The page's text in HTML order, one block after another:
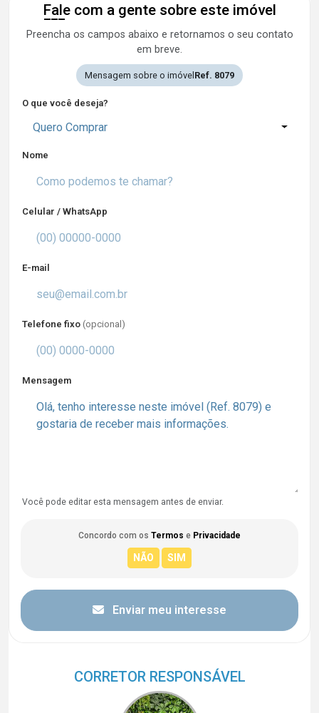
Fale com a gente sobre este imóvel
Preencha os campos abaixo e retornamos o seu contato
em breve.
Mensagem sobre o imóvelRef. 8079
O que você deseja?
Quero Comprar
Nome
Celular / WhatsApp
E-mail
Telefone fixo (opcional)
Mensagem
Você pode editar esta mensagem antes de enviar.
Concordo com os Termos e Privacidade
Enviar meu interesse
CORRETOR RESPONSÁVEL